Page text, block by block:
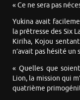
« Ce ne sera pas
Yukina avait
la prêtresse des Six
Kiriha, Kojou
n’avait pas hésité un
« Quelles que
Lion, la mission qui
quatrième